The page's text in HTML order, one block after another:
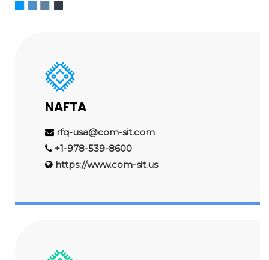
NAFTA
rfq-usa@com-sit.com
+1-978-539-8600
https://www.com-sit.us